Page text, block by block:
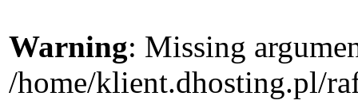
Warning: Missing
/home/klient.dhosting.pl/